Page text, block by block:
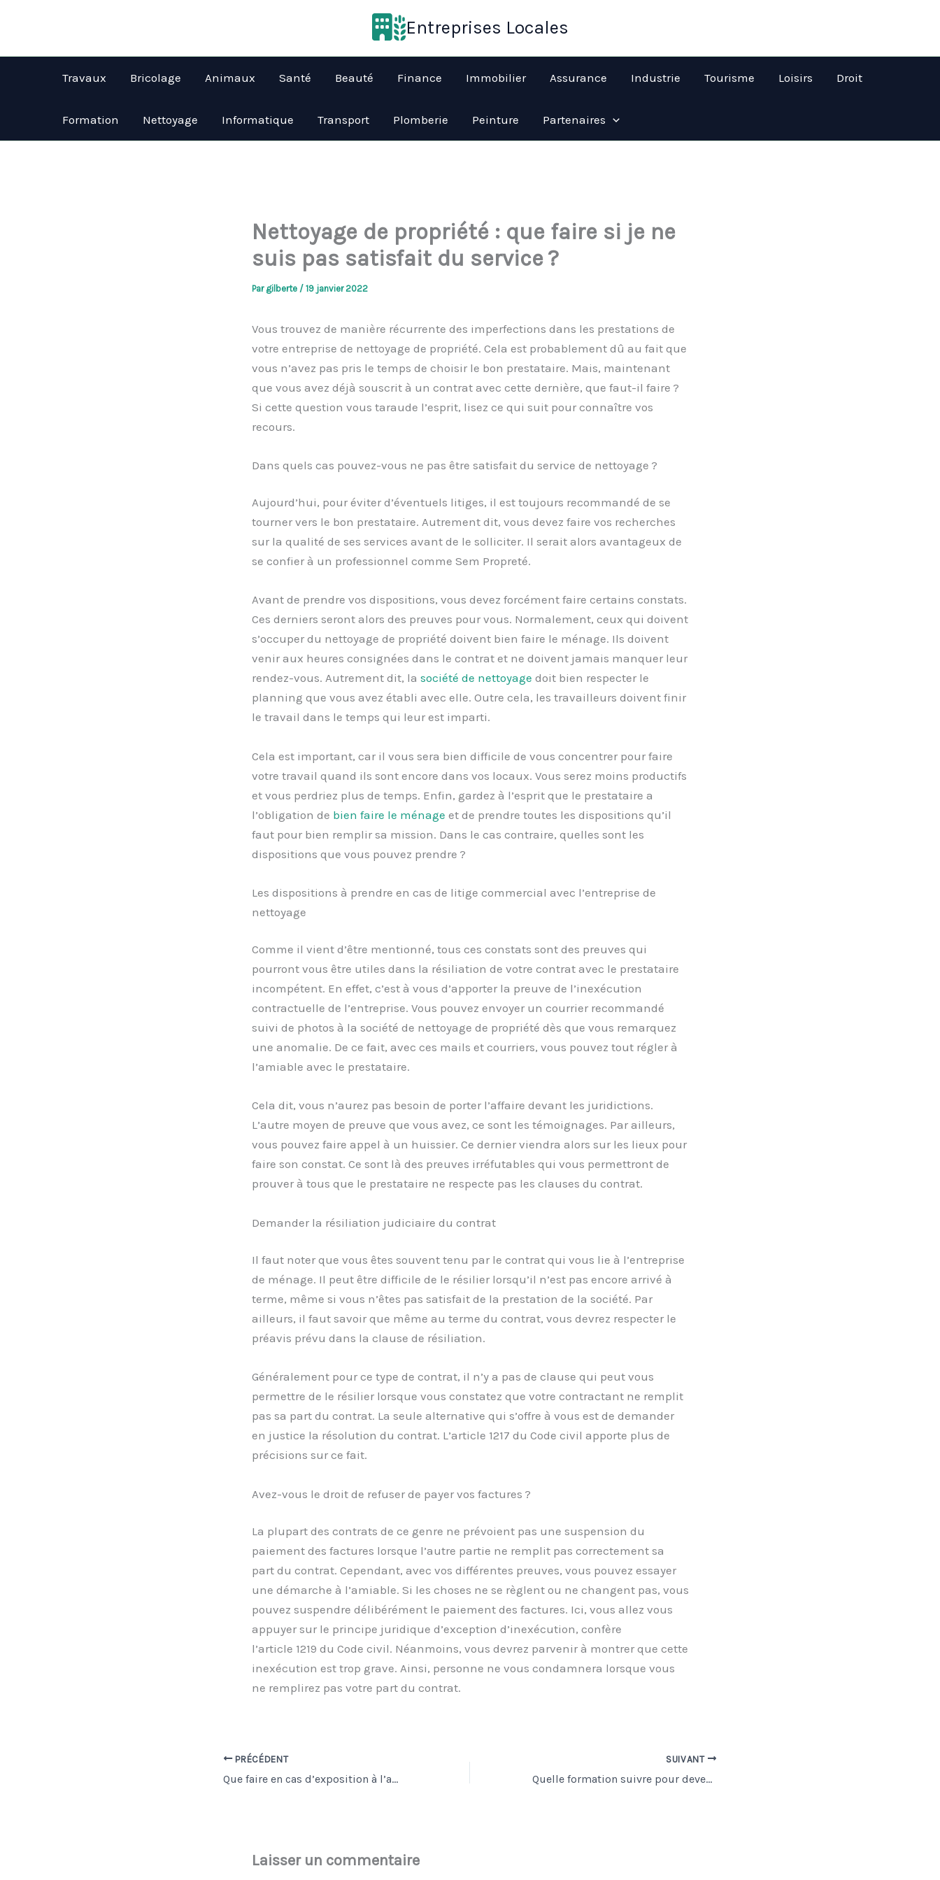
Entreprises Locales
Travaux Bricolage Animaux Santé Beauté Finance Immobilier Assurance Industrie Tourisme Loisirs Droit
Formation Nettoyage Informatique Transport Plomberie Peinture Partenaires
Nettoyage de propriété : que faire si je ne
suis pas satisfait du service ?
Par gilberte / 19 janvier 2022
Vous trouvez de manière récurrente des imperfections dans les prestations de
votre entreprise de nettoyage de propriété. Cela est probablement dû au fait que
vous n’avez pas pris le temps de choisir le bon prestataire. Mais, maintenant
que vous avez déjà souscrit à un contrat avec cette dernière, que faut-il faire ?
Si cette question vous taraude l’esprit, lisez ce qui suit pour connaître vos
recours.
Dans quels cas pouvez-vous ne pas être satisfait du service de nettoyage ?
Aujourd’hui, pour éviter d’éventuels litiges, il est toujours recommandé de se
tourner vers le bon prestataire. Autrement dit, vous devez faire vos recherches
sur la qualité de ses services avant de le solliciter. Il serait alors avantageux de
se confier à un professionnel comme Sem Propreté.
Avant de prendre vos dispositions, vous devez forcément faire certains constats.
Ces derniers seront alors des preuves pour vous. Normalement, ceux qui doivent
s’occuper du nettoyage de propriété doivent bien faire le ménage. Ils doivent
venir aux heures consignées dans le contrat et ne doivent jamais manquer leur
rendez-vous. Autrement dit, la société de nettoyage doit bien respecter le
planning que vous avez établi avec elle. Outre cela, les travailleurs doivent finir
le travail dans le temps qui leur est imparti.
Cela est important, car il vous sera bien difficile de vous concentrer pour faire
votre travail quand ils sont encore dans vos locaux. Vous serez moins productifs
et vous perdriez plus de temps. Enfin, gardez à l’esprit que le prestataire a
l’obligation de bien faire le ménage et de prendre toutes les dispositions qu’il
faut pour bien remplir sa mission. Dans le cas contraire, quelles sont les
dispositions que vous pouvez prendre ?
Les dispositions à prendre en cas de litige commercial avec l’entreprise de
nettoyage
Comme il vient d’être mentionné, tous ces constats sont des preuves qui
pourront vous être utiles dans la résiliation de votre contrat avec le prestataire
incompétent. En effet, c’est à vous d’apporter la preuve de l’inexécution
contractuelle de l’entreprise. Vous pouvez envoyer un courrier recommandé
suivi de photos à la société de nettoyage de propriété dès que vous remarquez
une anomalie. De ce fait, avec ces mails et courriers, vous pouvez tout régler à
l’amiable avec le prestataire.
Cela dit, vous n’aurez pas besoin de porter l’affaire devant les juridictions.
L’autre moyen de preuve que vous avez, ce sont les témoignages. Par ailleurs,
vous pouvez faire appel à un huissier. Ce dernier viendra alors sur les lieux pour
faire son constat. Ce sont là des preuves irréfutables qui vous permettront de
prouver à tous que le prestataire ne respecte pas les clauses du contrat.
Demander la résiliation judiciaire du contrat
Il faut noter que vous êtes souvent tenu par le contrat qui vous lie à l’entreprise
de ménage. Il peut être difficile de le résilier lorsqu’il n’est pas encore arrivé à
terme, même si vous n’êtes pas satisfait de la prestation de la société. Par
ailleurs, il faut savoir que même au terme du contrat, vous devrez respecter le
préavis prévu dans la clause de résiliation.
Généralement pour ce type de contrat, il n’y a pas de clause qui peut vous
permettre de le résilier lorsque vous constatez que votre contractant ne remplit
pas sa part du contrat. La seule alternative qui s’offre à vous est de demander
en justice la résolution du contrat. L’article 1217 du Code civil apporte plus de
précisions sur ce fait.
Avez-vous le droit de refuser de payer vos factures ?
La plupart des contrats de ce genre ne prévoient pas une suspension du
paiement des factures lorsque l’autre partie ne remplit pas correctement sa
part du contrat. Cependant, avec vos différentes preuves, vous pouvez essayer
une démarche à l’amiable. Si les choses ne se règlent ou ne changent pas, vous
pouvez suspendre délibérément le paiement des factures. Ici, vous allez vous
appuyer sur le principe juridique d’exception d’inexécution, confère
l’article 1219 du Code civil. Néanmoins, vous devrez parvenir à montrer que cette
inexécution est trop grave. Ainsi, personne ne vous condamnera lorsque vous
ne remplirez pas votre part du contrat.
PRÉCÉDENT
Que faire en cas d’exposition à l’amiante ?
SUIVANT
Quelle formation suivre pour devenir nettoyeur de scènes de crime ?
Laisser un commentaire